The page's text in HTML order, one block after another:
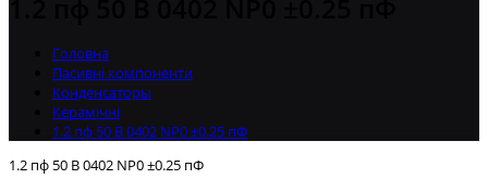
Головна
Пасивні компоненти
Конденсаторы
Керамічні
1.2 пф 50 В 0402 NP0 ±0.25 пФ
1.2 пф 50 В 0402 NP0 ±0.25 пФ